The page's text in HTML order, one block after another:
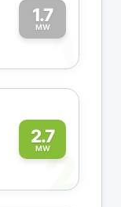
1.7
MW1
2.7
MW2